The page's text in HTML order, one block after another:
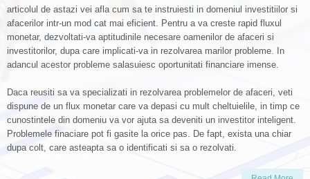
articolul de astazi vei afla cum sa te instruiesti in domeniul investitiilor si
afacerilor intr-un mod cat mai eficient. Pentru a va creste rapid fluxul
monetar, dezvoltati-va aptitudinile necesare oamenilor de afaceri si
investitorilor, dupa care implicati-va in rezolvarea marilor probleme. In
adancul acestor probleme salasuiesc oportunitati financiare imense.
Daca reusiti sa va specializati in rezolvarea problemelor de afaceri, veti
dispune de un flux monetar care va depasi cu mult cheltuielile, in timp ce
cunostintele din domeniu va vor ajuta sa deveniti un investitor inteligent.
Problemele finaciare pot fi gasite la orice pas. De fapt, exista una chiar
dupa colt, care asteapta sa o identificati si sa o rezolvati.